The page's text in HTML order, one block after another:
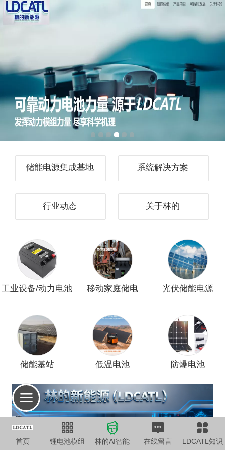
储能电源集成基地 系统解决方案
行业动态 关于林的
工业设备/动力电池 移动家庭储电 光伏储能电源
储能基站 低温电池 防爆电池
首页 锂电池模组 林的AI智能 在线留言 LDCATL知识